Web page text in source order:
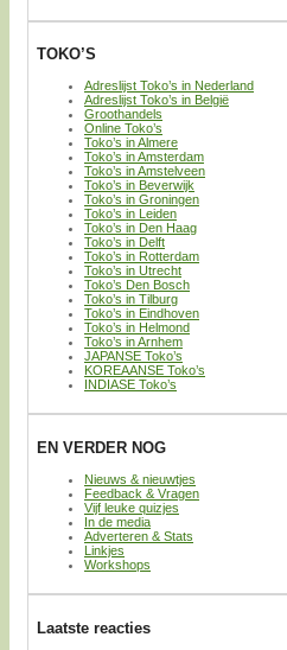
TOKO’S
Adreslijst Toko’s in Nederland
Adreslijst Toko’s in België
Groothandels
Online Toko’s
Toko’s in Almere
Toko’s in Amsterdam
Toko’s in Amstelveen
Toko’s in Beverwijk
Toko’s in Groningen
Toko’s in Leiden
Toko’s in Den Haag
Toko’s in Delft
Toko’s in Rotterdam
Toko’s in Utrecht
Toko’s Den Bosch
Toko’s in Tilburg
Toko’s in Eindhoven
Toko’s in Helmond
Toko’s in Arnhem
JAPANSE Toko’s
KOREAANSE Toko’s
INDIASE Toko’s
EN VERDER NOG
Nieuws & nieuwtjes
Feedback & Vragen
Vijf leuke quizjes
In de media
Adverteren & Stats
Linkjes
Workshops
Laatste reacties